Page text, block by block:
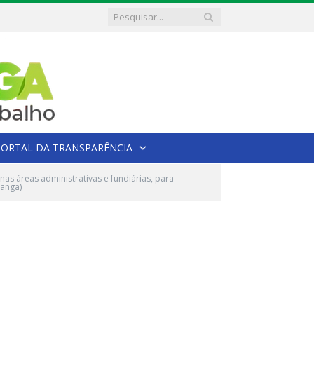
DA TRANSPARÊNCIA
áreas administrativas e fundiárias, para